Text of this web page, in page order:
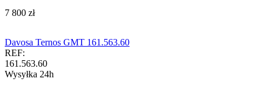
‍7 800‍ zł
Davosa Ternos GMT 161.563.60
REF:
161.563.60
Wysyłka 24h